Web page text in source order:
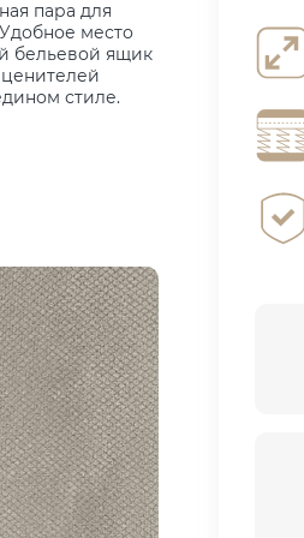
пара для
место
бельевой ящик
стиле.